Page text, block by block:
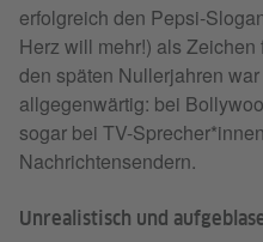
erfolgreich den Pepsi-
Herz will mehr!) als
den späten Nullerjahren
allgegenwärtig: bei
sogar bei TV-
Nachrichtensendern.
Unrealistisch und